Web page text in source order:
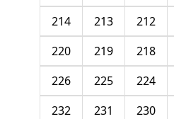
212
213
214
218
219
220
224
225
226
230
231
232